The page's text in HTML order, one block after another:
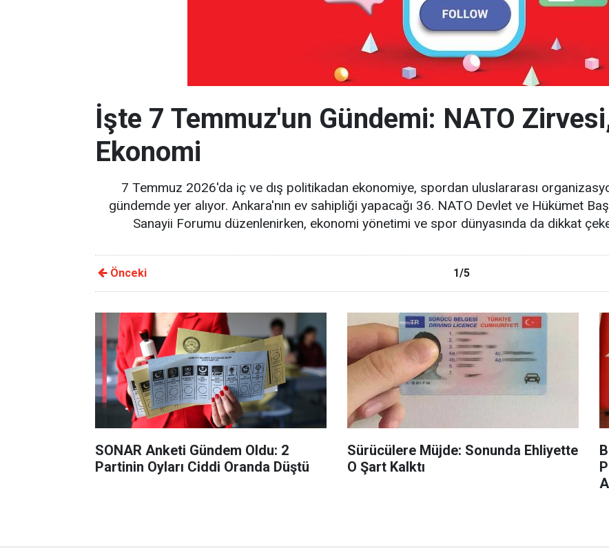
İşte 7 Temmuz'un Gündemi: NATO
Ekonomi
7 Temmuz 2026'da iç ve dış politikadan ekonomiye, spordan uluslararası
gündemde yer alıyor. Ankara'nın ev sahipliği yapacağı 36. NATO Devlet ve Hükümet
Sanayii Forumu düzenlenirken, ekonomi yönetimi ve spor dünyasında da dikkat
Önceki 1/5
SONAR Anketi Gündem Oldu: 2
Partinin Oyları Ciddi Oranda Düştü
Sürücülere Müjde: Sonunda Ehliyette
O Şart Kalktı